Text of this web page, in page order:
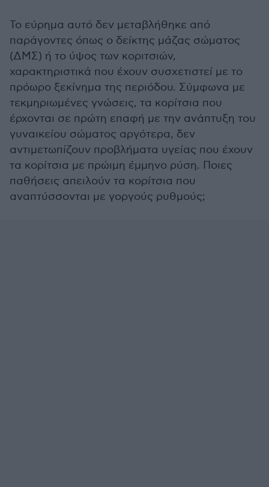
Το εύρημα αυτό δεν μεταβλήθηκε από
παράγοντες όπως ο δείκτης μάζας σώματος
(ΔΜΣ) ή το ύψος των κοριτσιών,
χαρακτηριστικά που έχουν συσχετιστεί με το
πρόωρο ξεκίνημα της περιόδου. Σύμφωνα με
τεκμηριωμένες γνώσεις, τα κορίτσια που
έρχονται σε πρώτη επαφή με την ανάπτυξη του
γυναικείου σώματος αργότερα, δεν
αντιμετωπίζουν προβλήματα υγείας που έχουν
τα κορίτσια με πρώιμη έμμηνο ρύση. Ποιες
παθήσεις απειλούν τα κορίτσια που
αναπτύσσονται με γοργούς ρυθμούς;